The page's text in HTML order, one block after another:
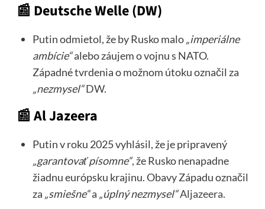
📰 Deutsche Welle (DW)
Putin odmietol, že by Rusko malo„imperiálne
ambície“alebo záujem o vojnu s NATO.
Západné tvrdenia o možnom útoku označil za
„nezmysel“ DW.
📰 Al Jazeera
Putin v roku 2025 vyhlásil, že je pripravený
„garantovať písomne“, že Rusko nenapadne
žiadnu európsku krajinu. Obavy Západu označil
za „smiešne“a „úplný nezmysel“Aljazeera.